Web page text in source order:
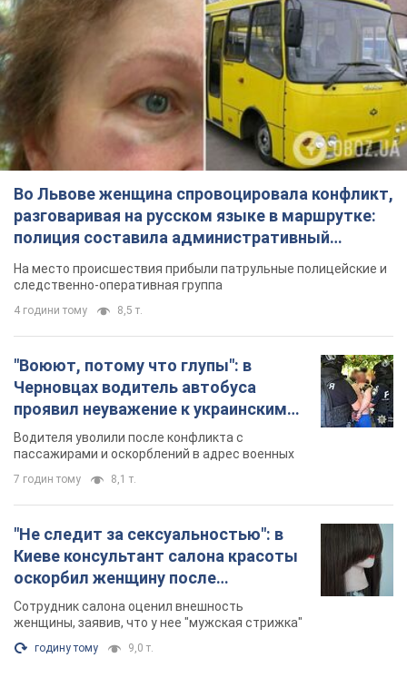
Во Львове женщина спровоцировала конфликт,
разговаривая на русском языке в маршрутке:
полиция составила административный
протокол. Видео
На место происшествия прибыли патрульные полицейские и
следственно-оперативная группа
4 години тому 8,5 т.
"Воюют, потому что глупы": в
Черновцах водитель автобуса
проявил неуважение к украинским
военным и поплатился за это.
Видео
Водителя уволили после конфликта с
пассажирами и оскорблений в адрес военных
7 годин тому 8,1 т.
"Не следит за сексуальностью": в
Киеве консультант салона красоты
оскорбил женщину после
химиотерапии, разгорелся скандал.
Фото
Сотрудник салона оценил внешность
женщины, заявив, что у нее "мужская стрижка"
годину тому 9,0 т.